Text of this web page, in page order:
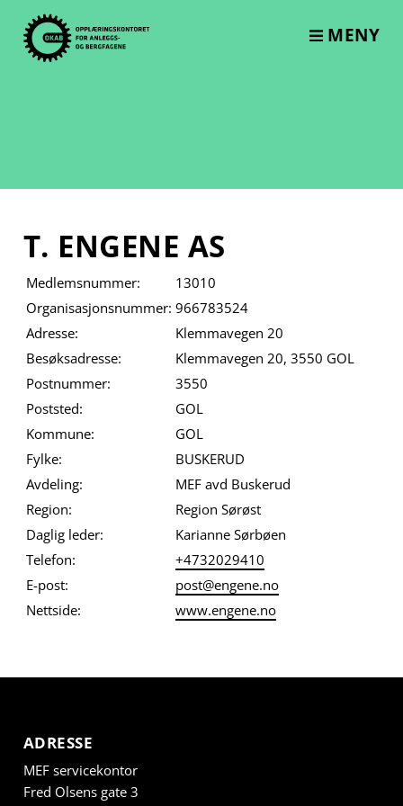
content
MENY
T. ENGENE AS
Medlemsnummer:
13010
Organisasjonsnummer: 966783524
Adresse:
Klemmavegen 20
Besøksadresse:
Klemmavegen 20, 3550 GOL
Postnummer:
3550
Poststed:
GOL
Kommune:
GOL
Fylke:
BUSKERUD
Avdeling:
MEF avd Buskerud
Region:
Region Sørøst
Daglig leder:
Karianne Sørbøen
Telefon:
+4732029410
E-post:
post@engene.no
Nettside:
www.engene.no
ADRESSE
MEF servicekontor
Fred Olsens gate 3